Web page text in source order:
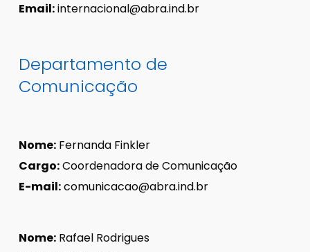
Email:internacional@abra.ind.br
Departamento de
Comunicação
Nome: Fernanda Finkler
Cargo:Coordenadora de Comunicação
E-mail:comunicacao@abra.ind.br
Nome: Rafael Rodrigues